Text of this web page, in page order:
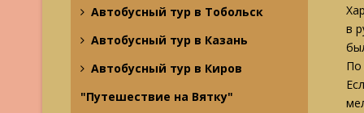
Автобусный тур в Тобольск
Автобусный тур в Казань
Автобусный тур в Киров
"Путешествие на Вятку"
в
По